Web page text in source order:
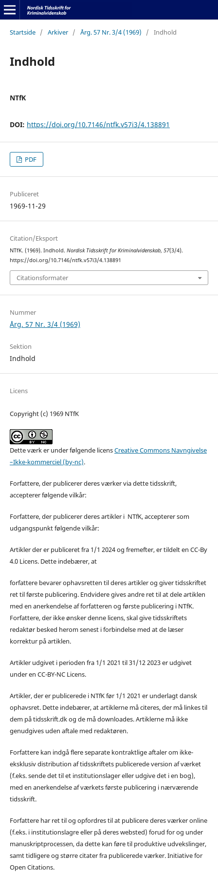
Startside / Arkiver / Årg. 57 Nr. 3/4 (1969) / Indhold
Indhold
NTfK
DOI: https://doi.org/10.7146/ntfk.v57i3/4.138891
PDF
Publiceret
1969-11-29
Citation/Eksport
NTfK. (1969). Indhold. Nordisk Tidsskrift for Kriminalvidenskab, 57(3/4).
https://doi.org/10.7146/ntfk.v57i3/4.138891
Citationsformater
Nummer
Årg. 57 Nr. 3/4 (1969)
Sektion
Indhold
Licens
Copyright (c) 1969 NTfK
Dette værk er under følgende licensCreative Commons Navngivelse
–Ikke-kommerciel (by-nc).
Forfattere, der publicerer deres værker via dette tidsskrift,
accepterer følgende vilkår:
Forfattere, der publicerer deres artikler i NTfK, accepterer som
udgangspunkt følgende vilkår:
Artikler der er publiceret fra 1/1 2024 og fremefter, er tildelt en CC-By
4.0 Licens. Dette indebærer, at
forfattere bevarer ophavsretten til deres artikler og giver tidsskriftet
ret til første publicering. Endvidere gives andre ret til at dele artiklen
med en anerkendelse af forfatteren og første publicering i NTfK.
Forfattere, der ikke ønsker denne licens, skal give tidsskriftets
redaktør besked herom senest i forbindelse med at de læser
korrektur på artiklen.
Artikler udgivet i perioden fra 1/1 2021 til 31/12 2023 er udgivet
under en CC-BY-NC Licens.
Artikler, der er publicerede i NTfK før 1/1 2021 er underlagt dansk
ophavsret. Dette indebærer, at artiklerne må citeres, der må linkes til
dem på tidsskrift.dk og de må downloades. Artiklerne må ikke
genudgives uden aftale med redaktøren.
Forfattere kan indgå flere separate kontraktlige aftaler om ikke-
eksklusiv distribution af tidsskriftets publicerede version af værket
(f.eks. sende det til et institutionslager eller udgive det i en bog),
med en anerkendelse af værkets første publicering i nærværende
tidsskrift.
Forfattere har ret til og opfordres til at publicere deres værker online
(f.eks. i institutionslagre eller på deres websted) forud for og under
manuskriptprocessen, da dette kan føre til produktive udvekslinger,
samt tidligere og større citater fra publicerede værker. Initiative for
Open Citations.